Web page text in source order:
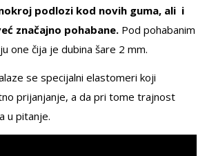
podlozi kod novih guma, ali i
značajno pohabane. Pod pohabanim
one čija je dubina šare 2 mm.
se specijalni elastomeri koji
prijanjanje, a da pri tome trajnost
u pitanje.